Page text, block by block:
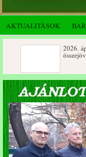
AKTUALITÁSOK
2026. áprilisi
Rendkívüli közgyűlés
novemberi